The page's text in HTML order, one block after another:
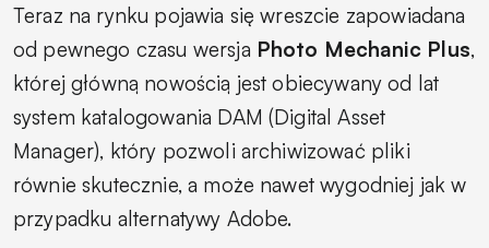
Teraz na rynku pojawia się wreszcie zapowiadana
od pewnego czasu wersja Photo Mechanic Plus,
której główną nowością jest obiecywany od lat
system katalogowania DAM (Digital Asset
Manager), który pozwoli archiwizować pliki
równie skutecznie, a może nawet wygodniej jak w
przypadku alternatywy Adobe.